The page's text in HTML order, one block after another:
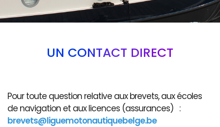
UN CONTACT DIRECT
Pour toute question relative aux brevets, aux écoles
de navigation et aux licences (assurances) :
brevets@liguemotonautiquebelge.be